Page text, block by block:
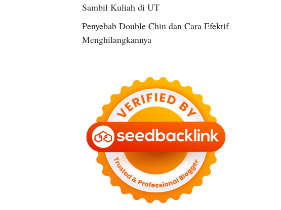
Sambil Kuliah di UT
Penyebab Double Chin dan Cara Efektif
Menghilangkannya